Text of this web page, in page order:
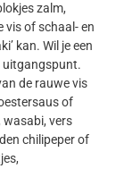
zalm,
vis of schaal- en
kan. Wil je een
uitgangspunt.
de rauwe vis
of
wasabi, vers
chilipeper of